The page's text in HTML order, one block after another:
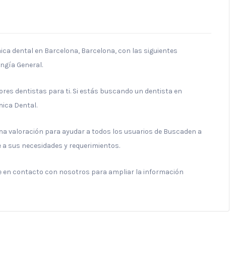
dental en Barcelona, Barcelona, con las siguientes
General.
dentistas para ti. Si estás buscando un dentista en
Dental.
valoración para ayudar a todos los usuarios de Buscaden a
sus necesidades y requerimientos.
en contacto con nosotros para ampliar la información